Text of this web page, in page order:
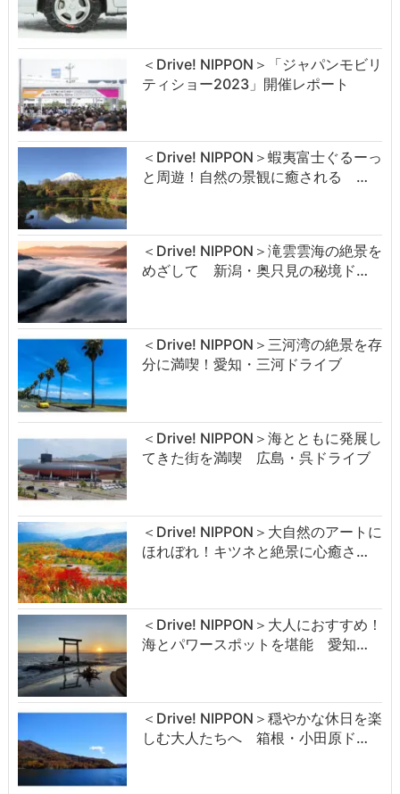
＜Drive! NIPPON＞「ジャパンモビリ
ティショー2023」開催レポート
＜Drive! NIPPON＞蝦夷富士ぐるーっ
と周遊！自然の景観に癒される …
＜Drive! NIPPON＞滝雲雲海の絶景を
めざして 新潟・奥只見の秘境ド…
＜Drive! NIPPON＞三河湾の絶景を存
分に満喫！愛知・三河ドライブ
＜Drive! NIPPON＞海とともに発展し
てきた街を満喫 広島・呉ドライブ
＜Drive! NIPPON＞大自然のアートに
ほれぼれ！キツネと絶景に心癒さ…
＜Drive! NIPPON＞大人におすすめ！
海とパワースポットを堪能 愛知…
＜Drive! NIPPON＞穏やかな休日を楽
しむ大人たちへ 箱根・小田原ド…